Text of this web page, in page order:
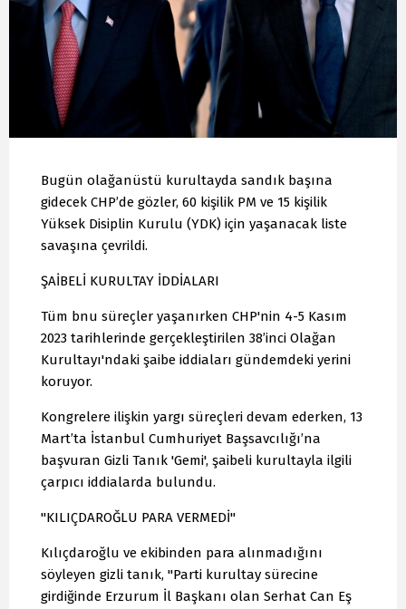
Bugün olağanüstü kurultayda sandık başına
gidecek CHP’de gözler, 60 kişilik PM ve 15 kişilik
Yüksek Disiplin Kurulu (YDK) için yaşanacak liste
savaşına çevrildi.
ŞAİBELİ KURULTAY İDDİALARI
Tüm bnu süreçler yaşanırken CHP'nin 4-5 Kasım
2023 tarihlerinde gerçekleştirilen 38’inci Olağan
Kurultayı'ndaki şaibe iddiaları gündemdeki yerini
koruyor.
Kongrelere ilişkin yargı süreçleri devam ederken, 13
Mart’ta İstanbul Cumhuriyet Başsavcılığı’na
başvuran Gizli Tanık 'Gemi', şaibeli kurultayla ilgili
çarpıcı iddialarda bulundu.
"KILIÇDAROĞLU PARA VERMEDİ"
Kılıçdaroğlu ve ekibinden para alınmadığını
söyleyen gizli tanık, "Parti kurultay sürecine
girdiğinde Erzurum İl Başkanı olan Serhat Can Eş